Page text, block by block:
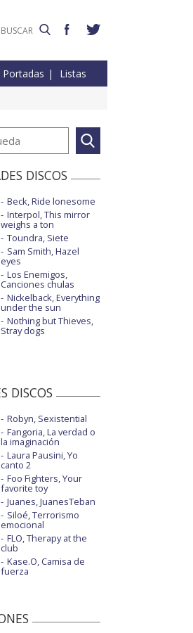
Portadas Listas
DISCOS
Beck, Ride lonesome
Interpol, This mirror
weighs a ton
Toundra, Siete
Sam Smith, Hazel
eyes
Los Enemigos,
Canciones chulas
Nickelback, Everything
under the sun
Nothing but Thieves,
Stray dogs
DISCOS
Robyn, Sexistential
Fangoria, La verdad o
la imaginación
Laura Pausini, Yo
canto 2
Foo Fighters, Your
favorite toy
Juanes, JuanesTeban
Siloé, Terrorismo
emocional
FLO, Therapy at the
club
Kase.O, Camisa de
fuerza